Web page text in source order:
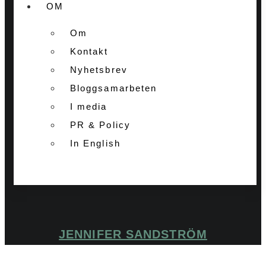
OM
Om
Kontakt
Nyhetsbrev
Bloggsamarbeten
I media
PR & Policy
In English
JENNIFER SANDSTRÖM